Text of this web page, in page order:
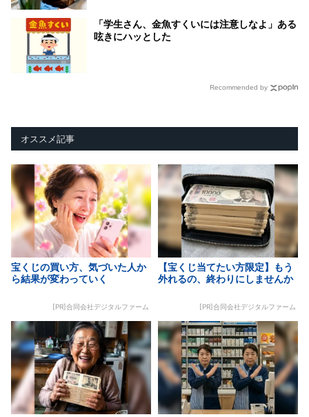
「学生さん、金魚すくいには注意しなよ」ある
呟きにハッとした
Recommended by
オススメ記事
宝くじの買い方、気づいた人か
ら結果が変わっていく
[PR]合同会社デジタルファーム
【宝くじ当てたい方限定】もう
外れるの、終わりにしませんか
[PR]合同会社デジタルファーム